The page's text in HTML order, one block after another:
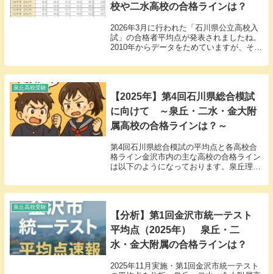
校や二水高校の合格ラインは？
2026年3月に行われた「石川県公立高校入
試」の合格者平均点が発表されましたね。
2010年からデータをためていますが、その
2020年代はコロナ禍の影響なのか、軒並み
低いです。では、2026年の合格者平...
泉丘高校受験
【2025年】第4回石川県総合模試
に向けて ～泉丘・二水・金大附
属高校の合格ラインは？～
第4回石川県総合模試の平均点と各高校合
格ライン金沢市内の主な高校の合格ライン
は以下のようになっております。泉丘理
差値63 平均点+105点泉丘普通：偏差値
62 平均点+95点二水 ：偏差値56 ...
泉丘高校受験
【分析】第1回金沢市統一テスト
平均点（2025年） 泉丘・二
水・金大附属の合格ラインは？
2025年11月実施・第1回金沢市統一テスト